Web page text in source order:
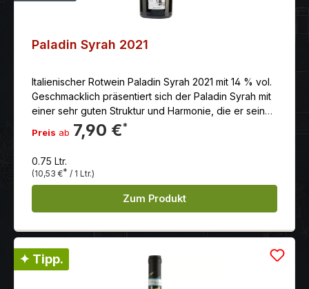
Paladin Syrah 2021
Italienischer Rotwein Paladin Syrah 2021 mit 14 % vol.
Geschmacklich präsentiert sich der Paladin Syrah mit
einer sehr guten Struktur und Harmonie, die er seiner
Überreife und der natürliche Konzentration zu
verdanken hat.
Preis ab 7,90 €*
0.75 Ltr.
(10,53 €* / 1 Ltr.)
Zum Produkt
✦ Tipp.